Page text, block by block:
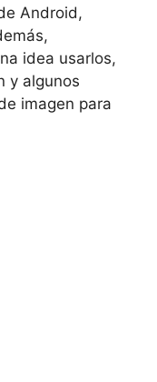
Android,
idea usarlos,
y algunos
imagen para